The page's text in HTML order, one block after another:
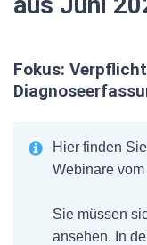
Fokus:
Hier finden
Webinare
Sie müssen
ansehen. In